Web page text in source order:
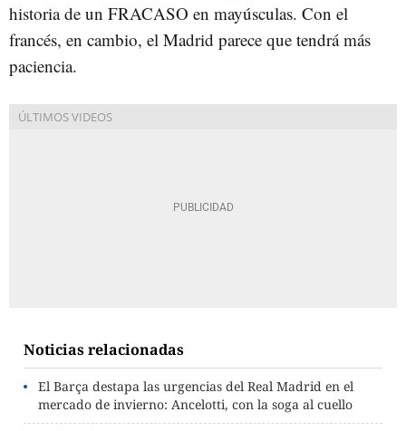
historia de un FRACASO en mayúsculas. Con el
francés, en cambio, el Madrid parece que tendrá más
paciencia.
Noticias relacionadas
El Barça destapa las urgencias del Real Madrid en el
mercado de invierno: Ancelotti, con la soga al cuello